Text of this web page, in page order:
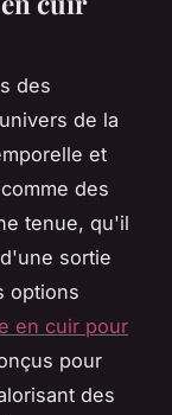
des
de la
et
des
tenue, qu'il
sortie
options
en cuir pour
pour
des